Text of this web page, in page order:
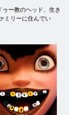
ー教のヘッド、生き
ミリーに住んでい